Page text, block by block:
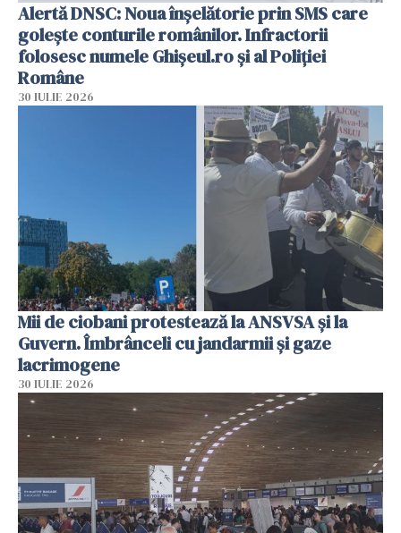
Alertă DNSC: Noua înșelătorie prin SMS care
golește conturile românilor. Infractorii
folosesc numele Ghișeul.ro și al Poliției
Române
30 IULIE 2026
Mii de ciobani protestează la ANSVSA și la
Guvern. Îmbrânceli cu jandarmii și gaze
lacrimogene
30 IULIE 2026